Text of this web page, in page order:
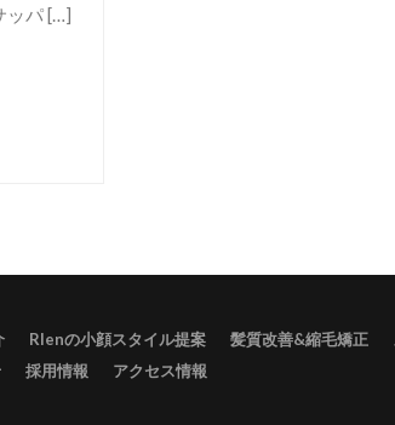
ッパ […]
RIenの小顔スタイル提案 髪質改善&縮毛矯正
採用情報 アクセス情報